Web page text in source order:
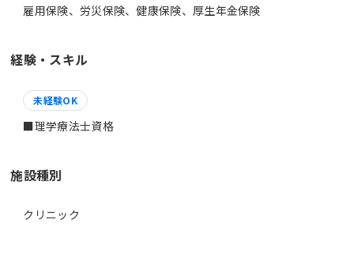
雇用保険、労災保険、健康保険、厚生年金保険
経験・スキル
未経験OK
■理学療法士資格
施設種別
クリニック